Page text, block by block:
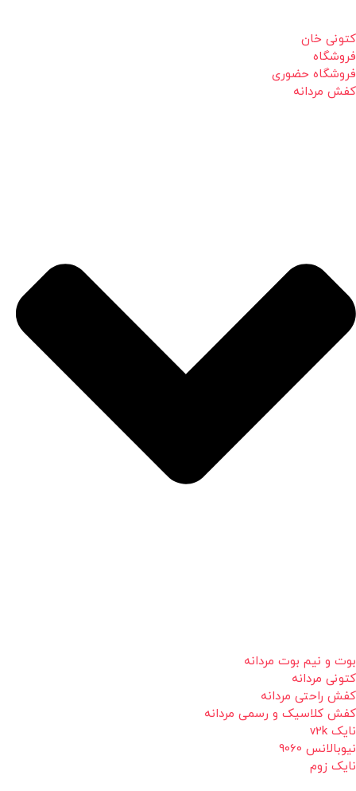
کتونی خان
فروشگاه
فروشگاه حضوری
کفش مردانه
بوت و نیم بوت مردانه
کتونی مردانه
کفش راحتی مردانه
کفش کلاسیک و رسمی مردانه
نایک v2k
نیوبالانس 9060
نایک زوم